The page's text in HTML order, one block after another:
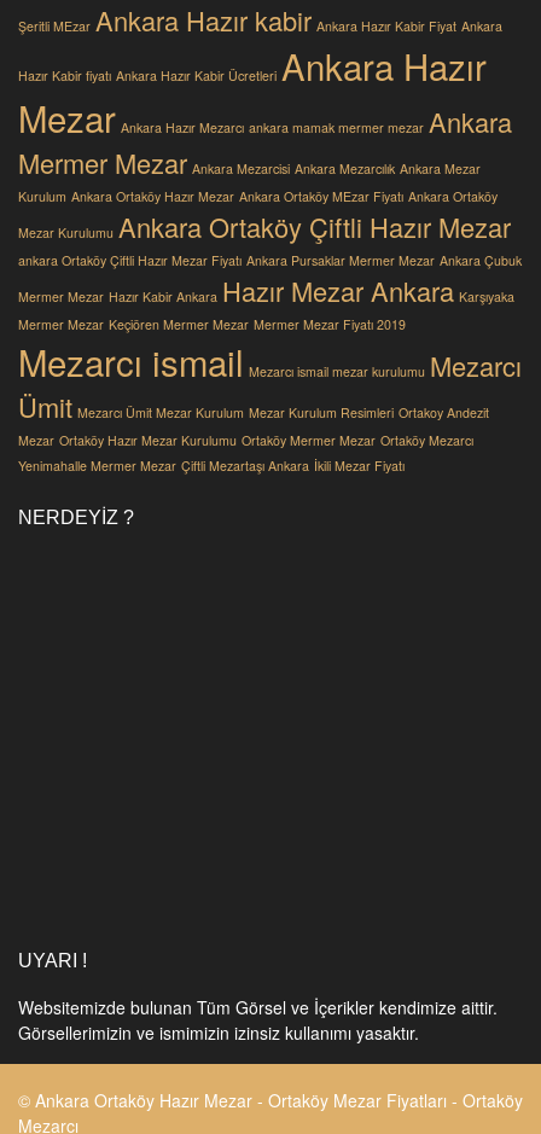
Şeritli MEzar Ankara Hazır kabir Ankara Hazır Kabir Fiyat Ankara
Hazır Kabir fiyatı Ankara Hazır Kabir Ücretleri Ankara Hazır
Mezar Ankara Hazır Mezarcı ankara mamak mermer mezar Ankara
Mermer Mezar Ankara Mezarcisi Ankara Mezarcılık Ankara Mezar
Kurulum Ankara Ortaköy Hazır Mezar Ankara Ortaköy MEzar Fiyatı Ankara Ortaköy
Mezar Kurulumu Ankara Ortaköy Çiftli Hazır Mezar
ankara Ortaköy Çiftli Hazır Mezar Fiyatı Ankara Pursaklar Mermer Mezar Ankara Çubuk
Mermer Mezar Hazır Kabir Ankara Hazır Mezar Ankara Karşıyaka
Mermer Mezar Keçiören Mermer Mezar Mermer Mezar Fiyatı 2019
Mezarcı ismail Mezarcı ismail mezar kurulumu Mezarcı
Ümit Mezarcı Ümit Mezar Kurulum Mezar Kurulum Resimleri Ortakoy Andezit
Mezar Ortaköy Hazır Mezar Kurulumu Ortaköy Mermer Mezar Ortaköy Mezarcı
Yenimahalle Mermer Mezar Çiftli Mezartaşı Ankara İkili Mezar Fiyatı
NERDEYIZ ?
UYARI !
Websitemizde bulunan Tüm Görsel ve İçerikler kendimize aittir.
Görsellerimizin ve ismimizin izinsiz kullanımı yasaktır.
© Ankara Ortaköy Hazır Mezar - Ortaköy Mezar Fiyatları - Ortaköy
Mezarcı